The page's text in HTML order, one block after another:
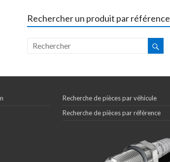
Rechercher un produit par référence
Recherche de pièces par véhicule
Recherche de pièces par référence